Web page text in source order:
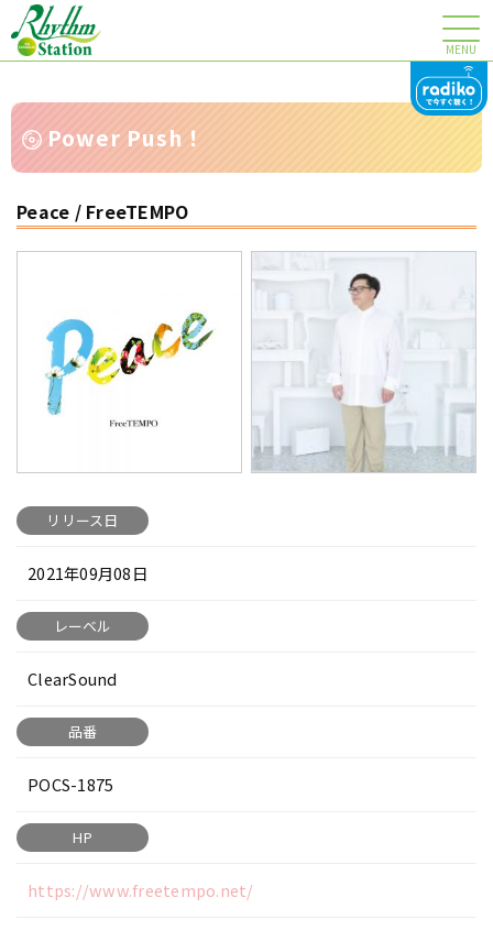
MENU
Power Push！
Peace / FreeTEMPO
リリース日
2021年09月08日
レーベル
ClearSound
品番
POCS-1875
HP
https://www.freetempo.net/